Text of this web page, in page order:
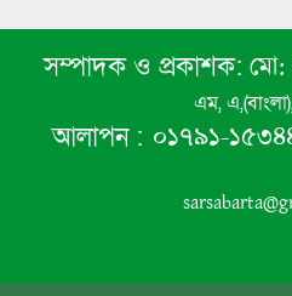
আগামী ৫
সম্পাদক ও প্রকাশক: মো:
এম,
আলাপন : ০১৭৯১-